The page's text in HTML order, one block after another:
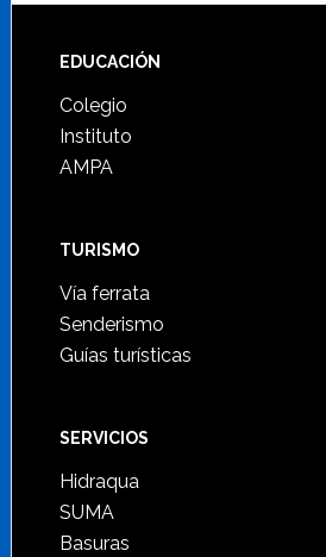
Footer
EDUCACIÓN
Colegio
Instituto
AMPA
TURISMO
Vía ferrata
Senderismo
Guías turísticas
SERVICIOS
Hidraqua
SUMA
Basuras